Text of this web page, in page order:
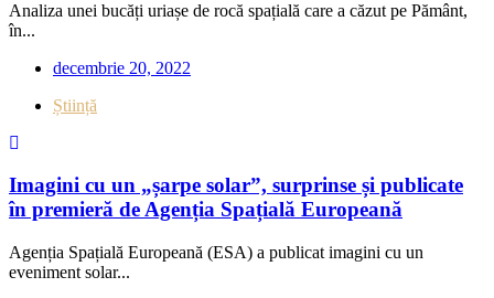
Analiza unei bucăți uriașe de rocă spațială care a căzut pe Pământ,
în...
decembrie 20, 2022
Știință
Imagini cu un „șarpe solar”, surprinse și publicate
în premieră de Agenția Spațială Europeană
Agenția Spațială Europeană (ESA) a publicat imagini cu un
eveniment solar...